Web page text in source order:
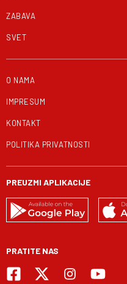
ZABAVA
SVET
O NAMA
IMPRESUM
KONTAKT
POLITIKA PRIVATNOSTI
PREUZMI APLIKACIJE
PRATITE NAS